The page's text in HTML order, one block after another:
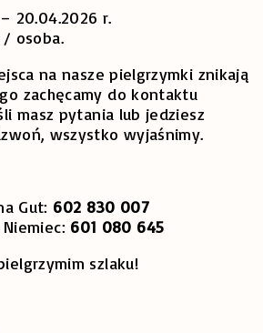
20.04.2026 r.
/ osoba.
na nasze pielgrzymki znikają
zachęcamy do kontaktu
masz pytania lub jedziesz
wszystko wyjaśnimy.
Gut: 602 830 007
601 080 645
szlaku!